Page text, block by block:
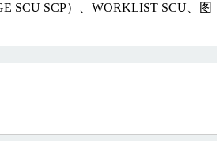
SCU SCP）、WORKLIST SCU、图